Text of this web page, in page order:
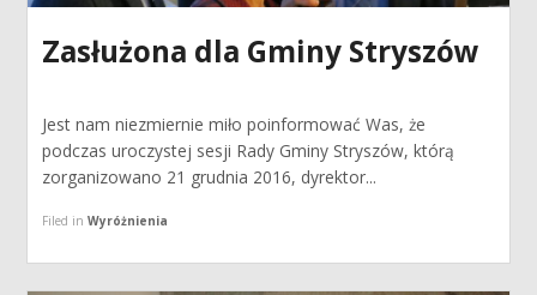
Zasłużona dla Gminy Stryszów
Jest nam niezmiernie miło poinformować Was, że
podczas uroczystej sesji Rady Gminy Stryszów, którą
zorganizowano 21 grudnia 2016, dyrektor...
Filed inWyróżnienia